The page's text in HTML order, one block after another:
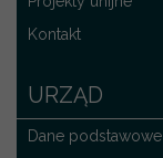
Kontakt
URZĄD
Dane podstawowe